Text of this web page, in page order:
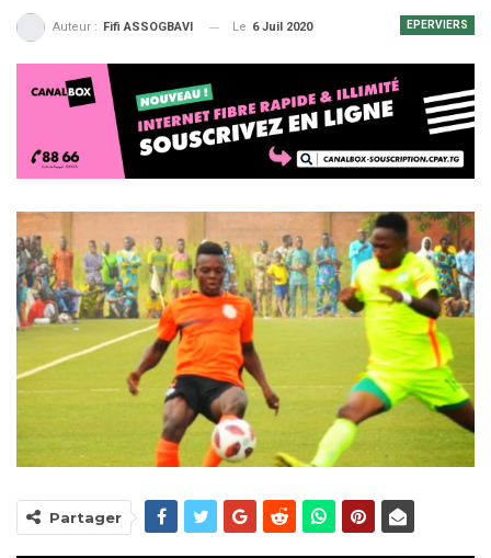
EPERVIERS
Auteur : Fifi ASSOGBAVI Le 6 Juil 2020
Partager